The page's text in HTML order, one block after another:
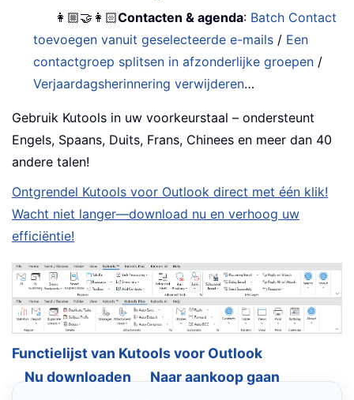
👩🏼‍🤝‍👩🏻Contacten & agenda: Batch Contact
toevoegen vanuit geselecteerde e-mails / Een
contactgroep splitsen in afzonderlijke groepen /
Verjaardagsherinnering verwijderen…
Gebruik Kutools in uw voorkeurstaal – ondersteunt
Engels, Spaans, Duits, Frans, Chinees en meer dan 40
andere talen!
Ontgrendel Kutools voor Outlook direct met één klik!
Wacht niet langer—download nu en verhoog uw
efficiëntie!
Functielijst van Kutools voor Outlook
Nu downloaden
Naar aankoop gaan